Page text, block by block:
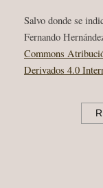
Salvo donde se
Fernando
Commons
Derivados 4.0